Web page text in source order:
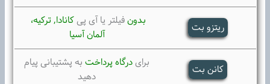
ریتزو بت
بدونفیلتر یا آی پیکانادا, ترکیه،
آلمان آسیا
کانن بت
برایدرگاه پرداختبه پشتیبانی پیام
دهید